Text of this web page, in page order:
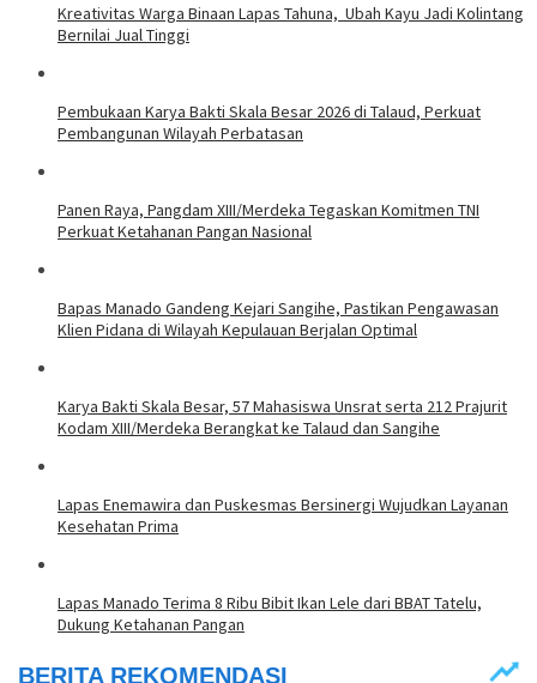
Kreativitas Warga Binaan Lapas Tahuna, Ubah Kayu Jadi Kolintang
Bernilai Jual Tinggi
Pembukaan Karya Bakti Skala Besar 2026 di Talaud, Perkuat
Pembangunan Wilayah Perbatasan
Panen Raya, Pangdam XIII/Merdeka Tegaskan Komitmen TNI
Perkuat Ketahanan Pangan Nasional
Bapas Manado Gandeng Kejari Sangihe, Pastikan Pengawasan
Klien Pidana di Wilayah Kepulauan Berjalan Optimal
Karya Bakti Skala Besar, 57 Mahasiswa Unsrat serta 212 Prajurit
Kodam XIII/Merdeka Berangkat ke Talaud dan Sangihe
Lapas Enemawira dan Puskesmas Bersinergi Wujudkan Layanan
Kesehatan Prima
Lapas Manado Terima 8 Ribu Bibit Ikan Lele dari BBAT Tatelu,
Dukung Ketahanan Pangan